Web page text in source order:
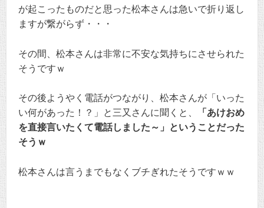
が起こったものだと思った松本さんは急いで折り返し
ますが繋がらず・・・
その間、松本さんは非常に不安な気持ちにさせられた
そうですｗ
その後ようやく電話がつながり、松本さんが「いった
い何があった！？」と三又さんに聞くと、
「あけおめ
を直接言いたくて電話しました～」ということだった
そうｗ
松本さんは言うまでもなくブチぎれたそうですｗｗ